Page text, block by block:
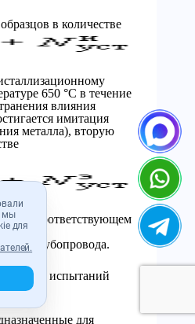
мы
для
в количестве
650 °С в течение
влияния
имитация
металла), вторую
соответствующем
трубопровода.
испытаний
для